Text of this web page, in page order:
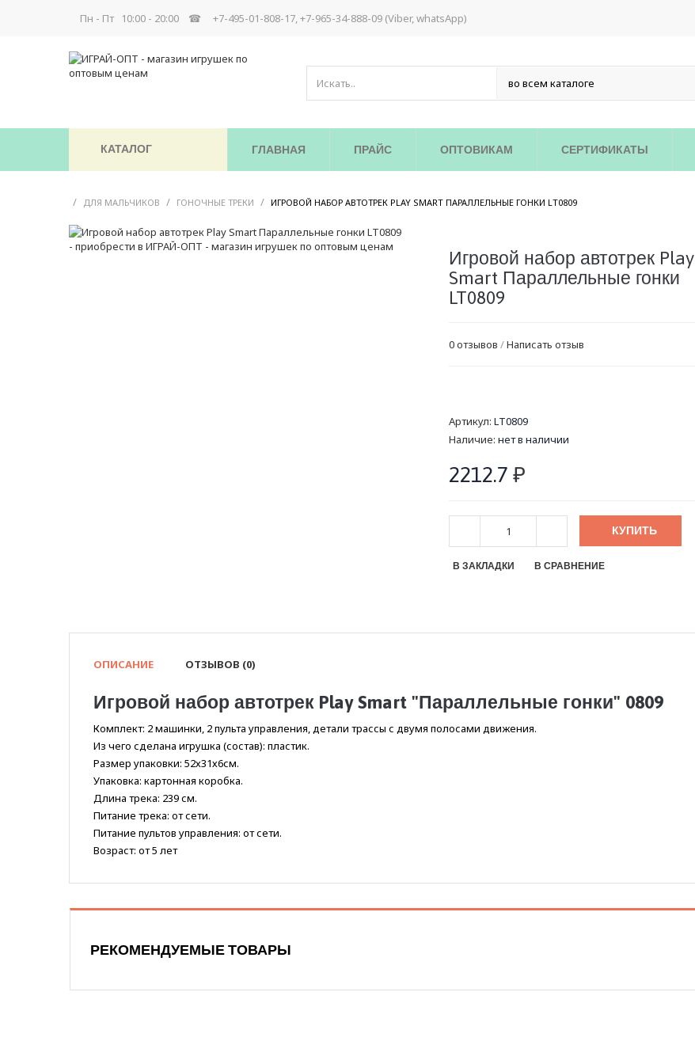
Пн - Пт 10:00 - 20:00 ☎ +7-495-01-808-17, +7-965-34-888-09 (Viber, whatsApp)
КАТАЛОГ ГЛАВНАЯ ПРАЙС ОПТОВИКАМ СЕРТИФИКАТЫ
/ ДЛЯ МАЛЬЧИКОВ / ГОНОЧНЫЕ ТРЕКИ / ИГРОВОЙ НАБОР АВТОТРЕК PLAY SMART ПАРАЛЛЕЛЬНЫЕ ГОНКИ LT0809
Игровой набор автотрек Play
Smart Параллельные гонки
LT0809
0 отзывов /Написать отзыв
Артикул: LT0809
Наличие: нет в наличии
2212.7 ₽
КУПИТЬ
В ЗАКЛАДКИ В СРАВНЕНИЕ
ОПИСАНИЕ ОТЗЫВОВ (0)
Игровой набор автотрек Play Smart "Параллельные гонки" 0809
Комплект: 2 машинки, 2 пульта управления, детали трассы с двумя полосами движения.
Из чего сделана игрушка (состав): пластик.
Размер упаковки: 52х31х6см.
Упаковка: картонная коробка.
Длина трека: 239 см.
Питание трека: от сети.
Питание пультов управления: от сети.
Возраст: от 5 лет
РЕКОМЕНДУЕМЫЕ ТОВАРЫ